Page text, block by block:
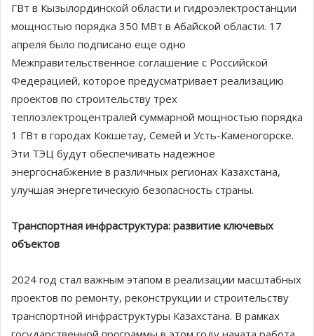
ГВт в Кызылординской области и гидроэлектростанции
мощностью порядка 350 МВт в Абайской области. 17
апреля было подписано еще одно
Межправительственное соглашение с Российской
Федерацией, которое предусматривает реализацию
проектов по строительству трех
теплоэлектроцентралей суммарной мощностью порядка
1 ГВт в городах Кокшетау, Семей и Усть-Каменогорске.
Эти ТЭЦ будут обеспечивать надежное
энергоснабжение в различных регионах Казахстана,
улучшая энергетическую безопасность страны.
Транспортная инфраструктура: развитие ключевых
объектов
2024 год стал важным этапом в реализации масштабных
проектов по ремонту, реконструкции и строительству
транспортной инфраструктуры Казахстана. В рамках